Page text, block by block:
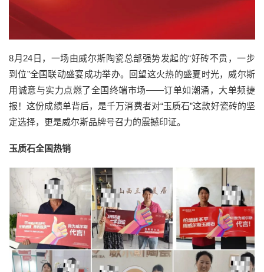
8月24日，一场由威尔斯陶瓷总部强势发起的“好砖不贵，一步
到位”全国联动盛宴成功举办。回望这火热的盛夏时光，威尔斯
用诚意与实力点燃了全国终端市场——订单如潮涌，大单频捷
报！这份成绩单背后，是千万消费者对“玉质石”这款好瓷砖的坚
定选择，更是威尔斯品牌号召力的震撼印证。
玉质石全国热销